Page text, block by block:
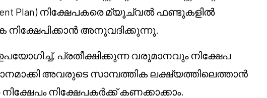
Plan) നിക്ഷേപകരെ മ്യൂച്വൽ ഫണ്ടുകളിൽ
നിക്ഷേപിക്കാൻ അനുവദിക്കുന്നു.
പ്രതീക്ഷിക്കുന്ന വരുമാനവും നിക്ഷേപ
അവരുടെ സാമ്പത്തിക ലക്ഷ്യത്തിലെത്താൻ
നിക്ഷേപകർക്ക് കണക്കാക്കാം.